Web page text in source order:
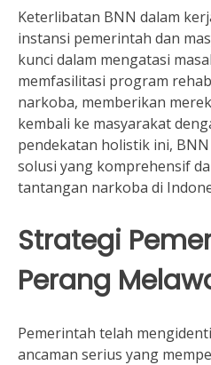
Keterlibatan BNN dalam
instansi pemerintah dan
kunci dalam mengatasi
memfasilitasi program
narkoba, memberikan
kembali ke masyarakat
pendekatan holistik ini,
solusi yang komprehensif
tantangan narkoba di
Strategi
Perang
Pemerintah telah
ancaman serius yang